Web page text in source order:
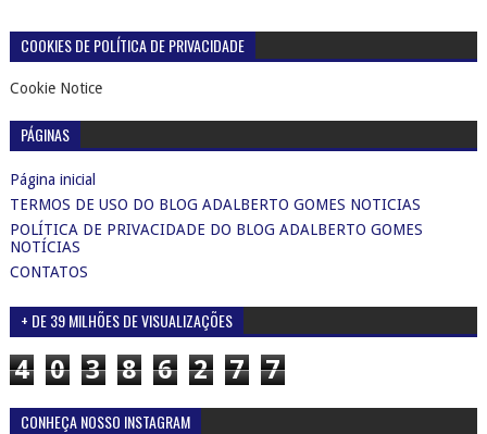
COOKIES DE POLÍTICA DE PRIVACIDADE
Cookie Notice
PÁGINAS
Página inicial
TERMOS DE USO DO BLOG ADALBERTO GOMES NOTICIAS
POLÍTICA DE PRIVACIDADE DO BLOG ADALBERTO GOMES
NOTÍCIAS
CONTATOS
+ DE 39 MILHÕES DE VISUALIZAÇÕES
4 0 3 8 6 2 7 7
CONHEÇA NOSSO INSTAGRAM